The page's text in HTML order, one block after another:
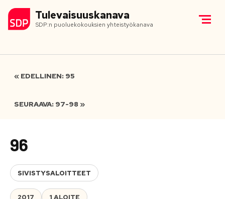
Tulevaisuuskanava
SDP:n puoluekokouksien yhteistyökanava
« EDELLINEN: 95
SEURAAVA: 97-98 »
96
SIVISTYSALOITTEET
2017 1 ALOITE